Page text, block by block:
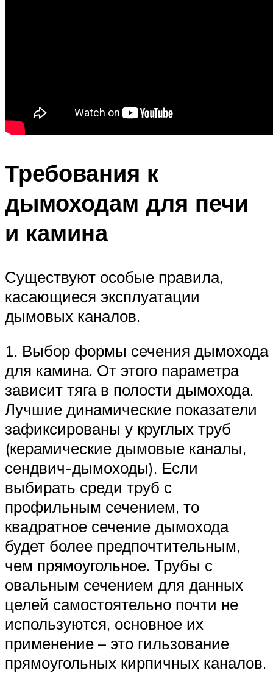
Требования к
дымоходам для печи
и камина
Существуют особые правила,
касающиеся эксплуатации
дымовых каналов.
1. Выбор формы сечения дымохода
для камина. От этого параметра
зависит тяга в полости дымохода.
Лучшие динамические показатели
зафиксированы у круглых труб
(керамические дымовые каналы,
сендвич-дымоходы). Если
выбирать среди труб с
профильным сечением, то
квадратное сечение дымохода
будет более предпочтительным,
чем прямоугольное. Трубы с
овальным сечением для данных
целей самостоятельно почти не
используются, основное их
применение – это гильзование
прямоугольных кирпичных каналов.